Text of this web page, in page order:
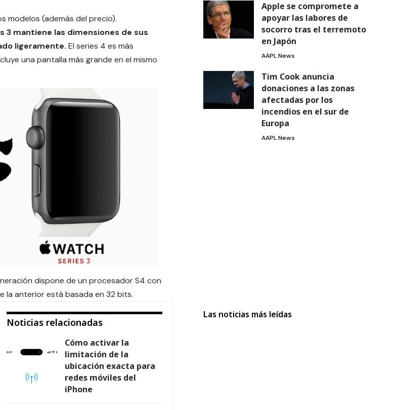
modelos (además del precio).
3 mantiene las dimensiones de sus
ligeramente. El series 4 es más
una pantalla más grande en el mismo
dispone de un procesador S4 con
la anterior está basada en 32 bits.
Noticias relacionadas
Cómo activar la
limitación de la
ubicación exacta para
redes móviles del
iPhone
Apple se compromete a
apoyar las labores de
socorro tras el terremoto
en Japón
AAPL News
Tim Cook anuncia
donaciones a las zonas
afectadas por los
incendios en el sur de
Europa
AAPL News
Las noticias más leídas